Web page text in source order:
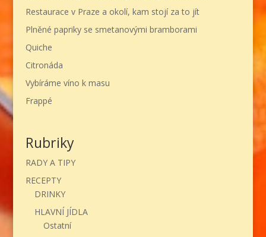
Restaurace v Praze a okolí, kam stojí za to jít
Plněné papriky se smetanovými bramborami
Quiche
Citronáda
Vybíráme víno k masu
Frappé
Rubriky
RADY A TIPY
RECEPTY
DRINKY
HLAVNÍ JÍDLA
Ostatní